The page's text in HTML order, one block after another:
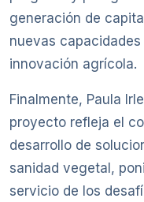
generación de
nuevas
innovación agrícola.
Finalmente, Paula
proyecto refleja el
desarrollo de
sanidad vegetal,
servicio de los